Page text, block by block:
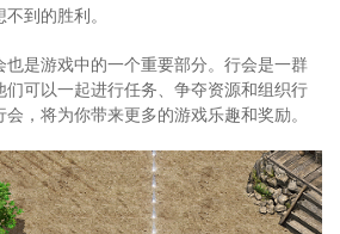
到的胜利。
也是游戏中的一个重要部分。行会是一群
可以一起进行任务、争夺资源和组织行
，将为你带来更多的游戏乐趣和奖励。